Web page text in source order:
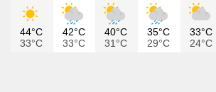
44°C
33°C
42°C
33°C
40°C
31°C
35°C
29°C
33°C
24°C